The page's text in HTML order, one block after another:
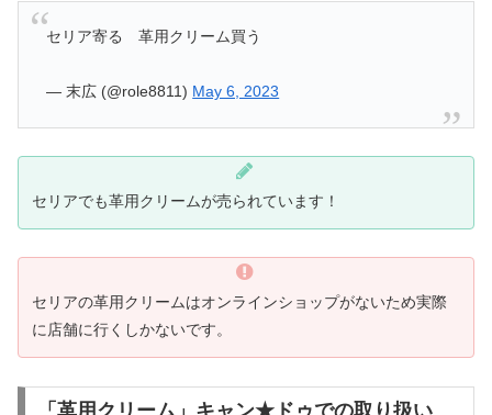
セリア寄る 革用クリーム買う
— 末広 (@role8811) May 6, 2023
セリアでも革用クリームが売られています！
セリアの革用クリームはオンラインショップがないため実際
に店舗に行くしかないです。